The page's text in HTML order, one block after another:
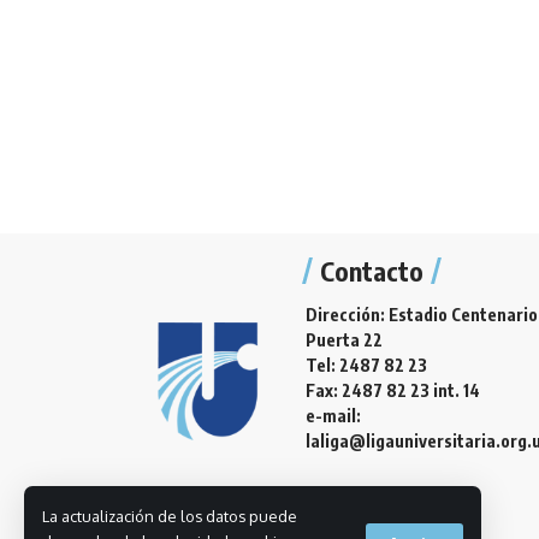
La actualización de los datos puede
Contacto
Dirección: Estadio Centenario
Puerta 22
Tel: 2487 82 23
Fax: 2487 82 23 int. 14
e-mail: